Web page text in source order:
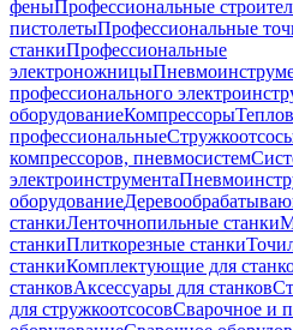
феныПрофессиональные
пистолетыПрофессиональные
станкиПрофессиональные
электроножницы
профессионального
оборудованиеКомпрессоры
профессиональные
компрессоров, пневмосистем
электроинструмента
оборудование
станкиЛенточнопильные станки
станкиПлиткорезные станки
станкиКомплектующие для
станковАксессуары для станков
для стружкоотсосовСварочное и